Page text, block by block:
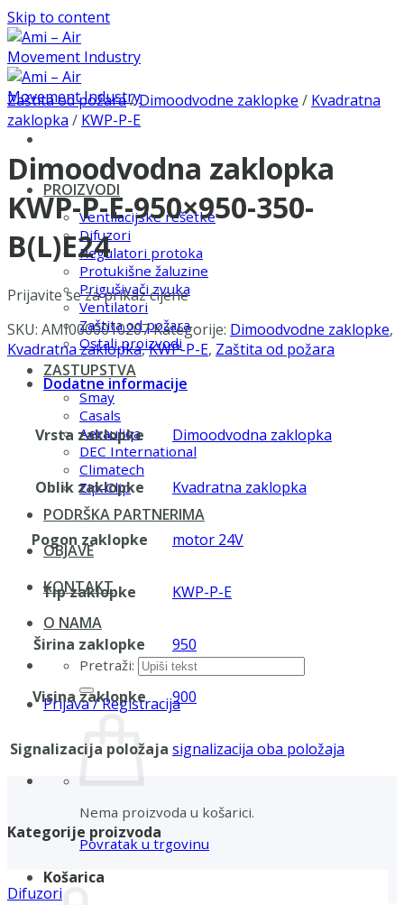
Skip to content
PROIZVODI
Ventilacijske rešetke
Difuzori
Regulatori protoka
Protukišne žaluzine
Prigušivači zvuka
Ventilatori
Zaštita od požara
Ostali proizvodi
ZASTUPSTVA
Smay
Casals
Aerauliqa
DEC International
Climatech
Zip-Clip
PODRŠKA PARTNERIMA
OBJAVE
KONTAKT
O NAMA
Pretraži:
Prijava / Registracija
Nema proizvoda u košarici.
Povratak u trgovinu
Košarica
Zaštita od požara/Dimoodvodne zaklopke / Kvadratna
zaklopka / KWP-P-E
Dimoodvodna zaklopka
KWP-P-E-950×950-350-
B(L)E24
Prijavite se za prikaz cijene
SKU: AMI0000010207Kategorije: Dimoodvodne zaklopke,
Kvadratna zaklopka,KWP-P-E, Zaštita od požara
Dodatne informacije
Vrsta zaklopke Dimoodvodna zaklopka
Oblik zaklopke Kvadratna zaklopka
Pogon zaklopke motor 24V
Tip zaklopke KWP-P-E
Širina zaklopke 950
Visina zaklopke 900
Signalizacija položaja signalizacija oba položaja
Kategorije proizvoda
Difuzori